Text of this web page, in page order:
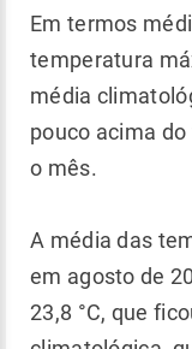
Em termos
temperatura
média
pouco acima
o mês.
A média das
em agosto de
23,8 °C, que